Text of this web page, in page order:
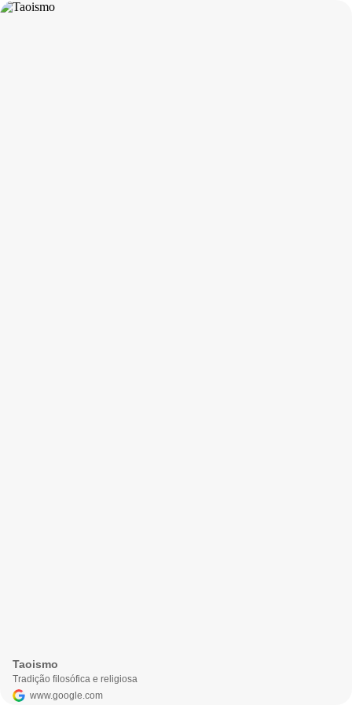
Taoismo
Tradição filosófica e religiosa
www.google.com